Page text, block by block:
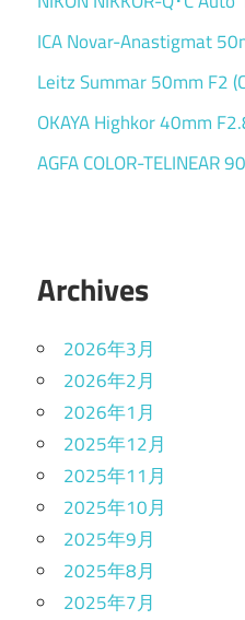
ICA Novar-Anastigmat
Leitz Summar 50mm F2
OKAYA Highkor 40mm
AGFA COLOR-TELINEAR
Archives
2026年3月
2026年2月
2026年1月
2025年12月
2025年11月
2025年10月
2025年9月
2025年8月
2025年7月